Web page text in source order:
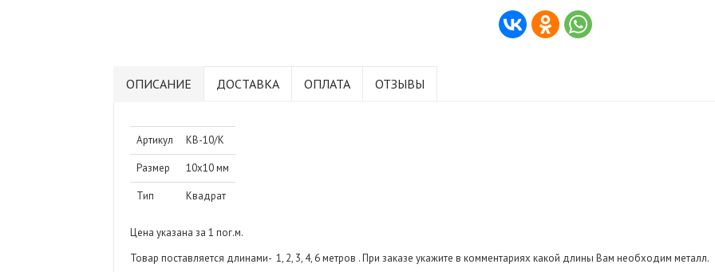
ОПИСАНИЕ ДОСТАВКА ОПЛАТА ОТЗЫВЫ
Артикул КВ-10/К
Размер 10х10 мм
Тип Квадрат
Цена указана за 1 пог.м.
Товар поставляется длинами- 1, 2, 3, 4, 6 метров . При заказе укажите в комментариях какой длины Вам необходим металл.